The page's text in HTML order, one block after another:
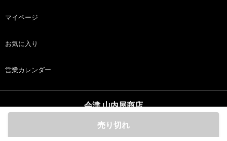
売り切れ
マイページ
お気に入り
営業カレンダー
会津 山内屋商店
copyright (c) 会津 山内屋商店 all rights reserved.